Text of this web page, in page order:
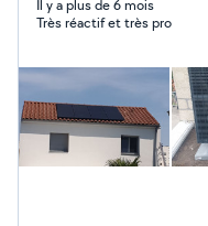
Il y a plus de 6 mois
Très réactif et très pro